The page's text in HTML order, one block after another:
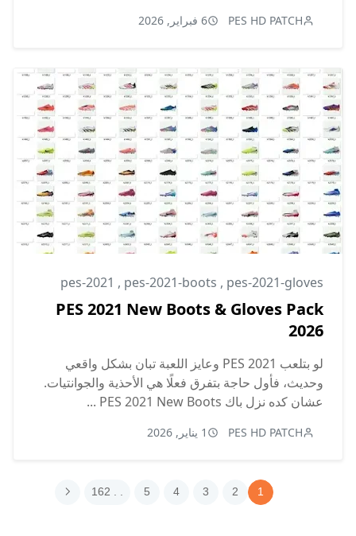
PES HD PATCH 6 فبراير, 2026
pes-2021 , pes-2021-boots , pes-2021-gloves
PES 2021 New Boots & Gloves Pack
2026
لو بتلعب PES 2021 وعايز اللعبة تبان بشكل واقعي
وحديث، فأول حاجة بتفرق فعلًا هي الأحذية والجوانتيات.
عشان كده نزل باك PES 2021 New Boots ...
PES HD PATCH 1 يناير, 2026
1
2
3
4
5